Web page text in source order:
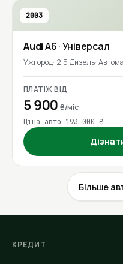
2003
AudiA6· Універсал
Ужгород 2.5 Дизель
ПЛАТІЖ ВІД
5 900₴/міс
Ціна авто 193 000 ₴
Більше
КРЕДИТ